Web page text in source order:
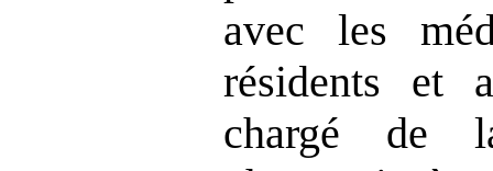
avec les
résidents et
chargé de